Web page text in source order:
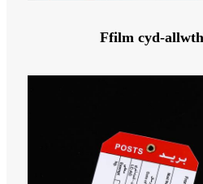
Ffilm cyd-